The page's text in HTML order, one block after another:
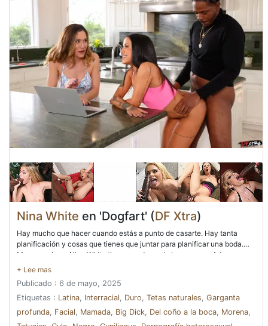
Nina White en 'Dogfart' (DF Xtra)
Hay mucho que hacer cuando estás a punto de casarte. Hay tanta
planificación y cosas que tienes que juntar para planificar una boda.
Menos mal que Nina White tiene una dama de honor como Aderas, que
literalmente está asumiendo el papel de una organizadora de bodas y
semana y las dos damas están en la cocina mirando vestidos de novia
y suministros de boda cuando el prometido y el novio de Nina, Kris
Kixxx, regresan del trabajo y se unen a ellos. Con el culo de Nina
luciendo tan atractivo, usa su pase de uso libre y le levanta la falda y
Publicado : 6 de mayo, 2025
Etiquetas : Latina, Interracial, Duro, Tetas naturales, Garganta
profunda, Facial, Mamada, Big Dick, Del coño a la boca, Morena,